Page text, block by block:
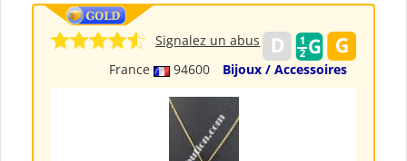
France 94600 Bijoux / Accessoires
Signalez un abus